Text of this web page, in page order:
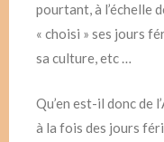
pourtant, à l’échelle
« choisi » ses jours
sa culture, etc …
Qu’en est-il donc de
à la fois des jours